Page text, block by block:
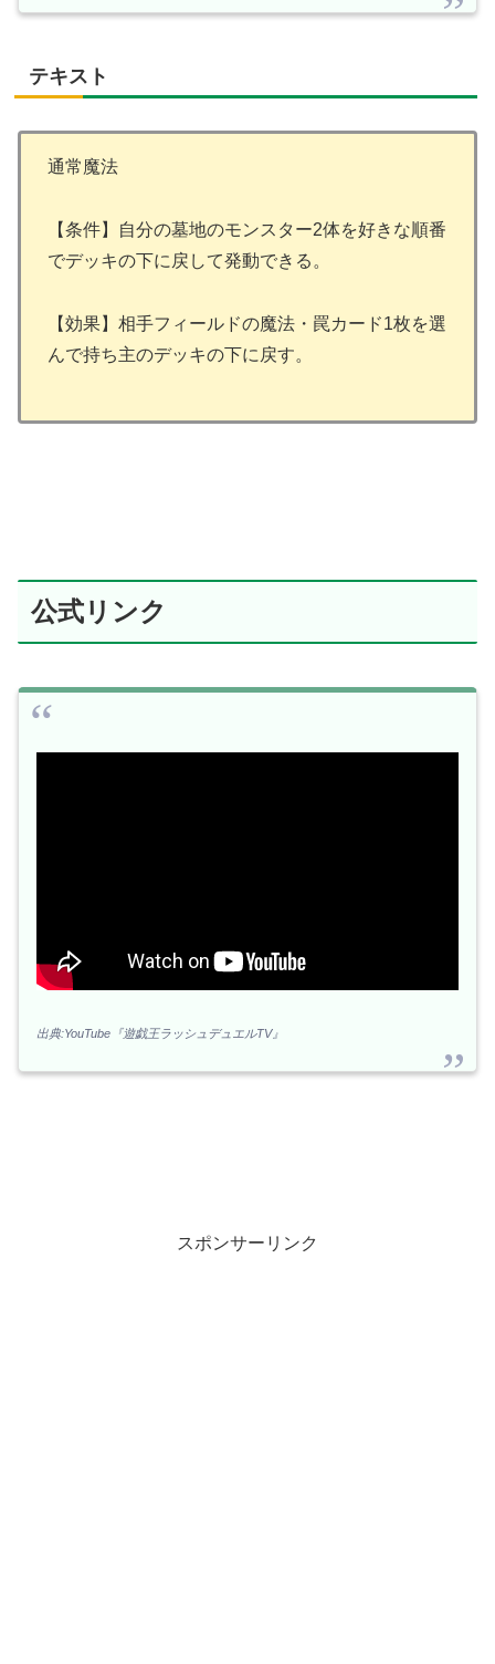
テキスト
通常魔法
【条件】自分の墓地のモンスター2体を好きな順番
でデッキの下に戻して発動できる。
【効果】相手フィールドの魔法・罠カード1枚を選
んで持ち主のデッキの下に戻す。
公式リンク
出典:YouTube『遊戯王ラッシュデュエルTV』
スポンサーリンク